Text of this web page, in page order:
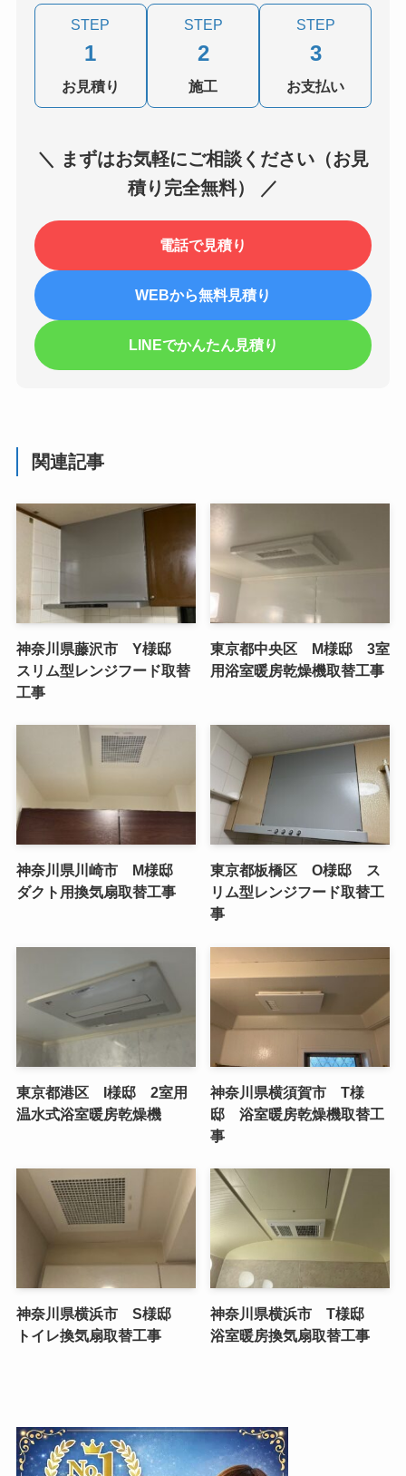
STEP
1
お見積り
STEP
2
施工
STEP
3
お支払い
＼ まずはお気軽にご相談ください（お見
積り完全無料） ／
電話で見積り
WEBから無料見積り
LINEでかんたん見積り
関連記事
神奈川県藤沢市 Y様邸
スリム型レンジフード取替
工事
東京都中央区 M様邸 3室
用浴室暖房乾燥機取替工事
神奈川県川崎市 M様邸
ダクト用換気扇取替工事
東京都板橋区 O様邸 ス
リム型レンジフード取替工
事
東京都港区 I様邸 2室用
温水式浴室暖房乾燥機
神奈川県横須賀市 T様
邸 浴室暖房乾燥機取替工
事
神奈川県横浜市 S様邸
トイレ換気扇取替工事
神奈川県横浜市 T様邸
浴室暖房換気扇取替工事